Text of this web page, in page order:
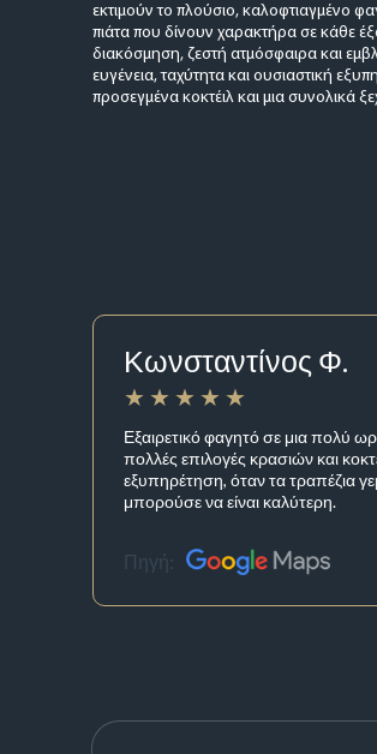
εκτιμούν το πλούσιο, καλοφτιαγμένο
πιάτα που δίνουν χαρακτήρα σε κάθε
διακόσμηση, ζεστή ατμόσφαιρα και
ευγένεια, ταχύτητα και ουσιαστική
προσεγμένα κοκτέιλ και μια συνολικά
Κωνσταντίνος Φ.
Εξαιρετικό φαγητό σε μια πολύ
πολλές επιλογές κρασιών και
εξυπηρέτηση, όταν τα τραπέζια
μπορούσε να είναι καλύτερη.
Πηγή: